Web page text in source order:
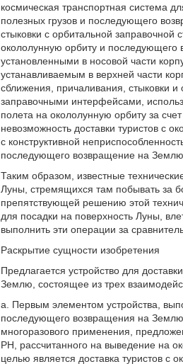
космическая транспортная система
полезных грузов и последующего
стыковки с орбитальной
окололунную орбиту и
установленными в носовой части
устанавливаемым в верхней части
сближения, причаливания, стыковки
заправочными интерфейсами,
полета на окололунную орбиту за
невозможность доставки туристов с
с конструктивной
последующего возвращение на Землю.
Таким образом, известные
Луны, стремящихся там побывать за
препятствующей решению этой
для посадки на поверхность Луны,
выполнить эти операции за
Раскрытие сущности изобретения
Предлагается устройство для
Землю, состоящее из трех
а. Первым элементом устройства,
последующего возвращения на
многоразового применения,
РН, рассчитанного на выведение на
целью является доставка туристов